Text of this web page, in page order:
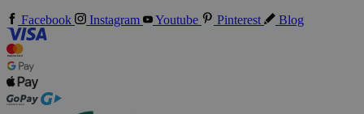
Facebook Instagram Youtube Pinterest Blog